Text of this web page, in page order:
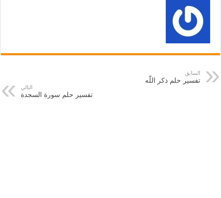
السابق
تفسير حلم ذكر اللّه
التالي
تفسير حلم سورة السجدة